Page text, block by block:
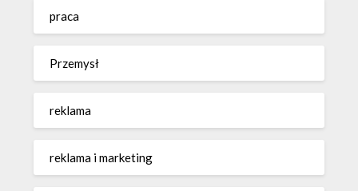
praca
Przemysł
reklama
reklama i marketing